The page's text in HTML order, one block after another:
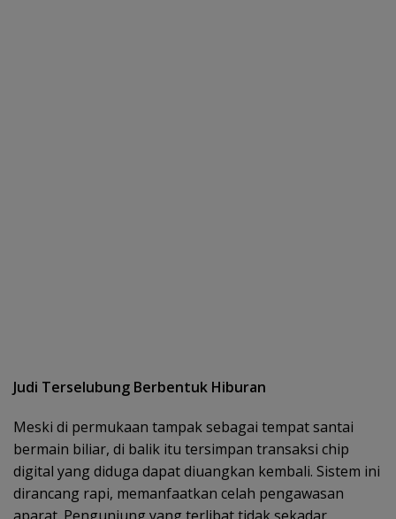
Judi Terselubung Berbentuk Hiburan
Meski di permukaan tampak sebagai tempat santai
bermain biliar, di balik itu tersimpan transaksi chip
digital yang diduga dapat diuangkan kembali. Sistem ini
dirancang rapi, memanfaatkan celah pengawasan